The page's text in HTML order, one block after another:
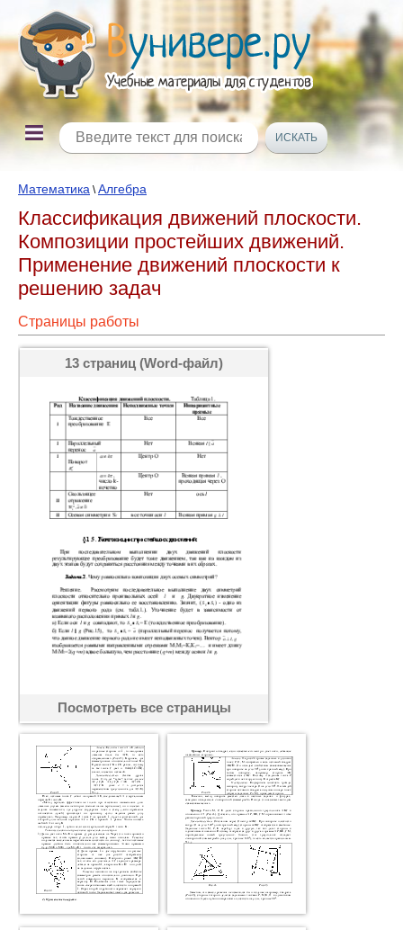
Математика \Алгебра
Классификация движений плоскости.
Композиции простейших движений.
Применение движений плоскости к
решению задач
Страницы работы
13 страниц (Word-файл)
Посмотреть все страницы